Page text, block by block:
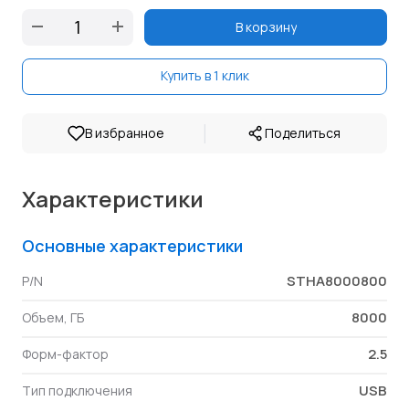
В корзину
Купить в 1 клик
В избранное | Поделиться
Характеристики
Основные характеристики
P/N STHA8000800
Объем, ГБ 8000
Форм-фактор 2.5
Тип подключения USB